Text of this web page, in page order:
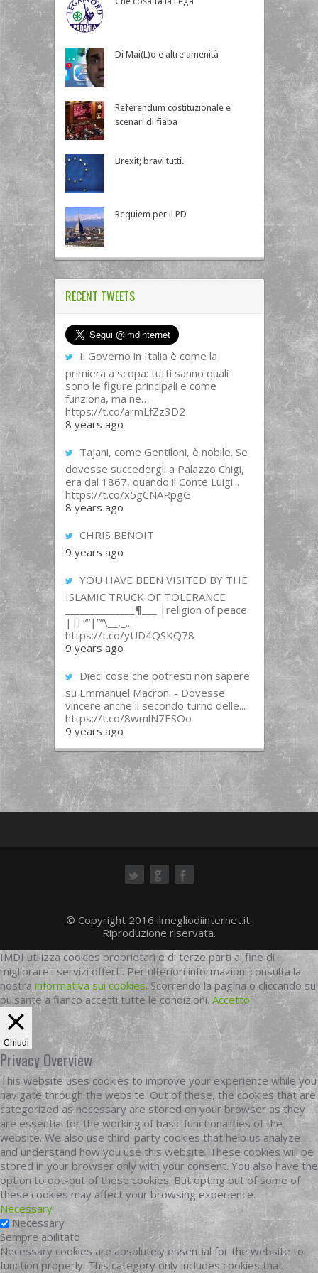
Di Mai(L)o e altre amenità
Referendum costituzionale e
scenari di fiaba
Brexit; bravi tutti.
Requiem per il PD
RECENT TWEETS
Il Governo in Italia è come la
primiera a scopa: tutti sanno quali
sono le figure principali e come
funziona, ma ne…
https://t.co/armLfZz3D2
8 years ago
Tajani, come Gentiloni, è nobile. Se
dovesse succedergli a Palazzo Chigi,
era dal 1867, quando il Conte Luigi...
https://t.co/x5gCNARpgG
8 years ago
CHRIS BENOIT
9 years ago
YOU HAVE BEEN VISITED BY THE
ISLAMIC TRUCK OF TOLERANCE
______________¶___ |religion of peace
||l “”|””\__,_...
https://t.co/yUD4QSKQ78
9 years ago
Dieci cose che potresti non sapere
su Emmanuel Macron: - Dovesse
vincere anche il secondo turno delle...
https://t.co/8wmlN7ESOo
9 years ago
© Copyright 2016 ilmegliodiinternet.it.
Riproduzione riservata.
IMDI utilizza cookies proprietari e di terze parti al fine di
migliorare i servizi offerti. Per ulteriori informazioni consulta la
nostrainformativa sui cookies. Scorrendo la pagina o cliccando sul
pulsante a fianco accetti tutte le condizioni. Accetto
Chiudi
Privacy Overview
This website uses cookies to improve your experience while you
navigate through the website. Out of these, the cookies that are
categorized as necessary are stored on your browser as they
are essential for the working of basic functionalities of the
website. We also use third-party cookies that help us analyze
and understand how you use this website. These cookies will be
stored in your browser only with your consent. You also have the
option to opt-out of these cookies. But opting out of some of
these cookies may affect your browsing experience.
Necessary
Necessary
Sempre abilitato
Necessary cookies are absolutely essential for the website to
function properly. This category only includes cookies that